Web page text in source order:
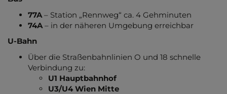
77A – Station „Rennweg“ ca. 4 Gehminuten
74A – in der näheren Umgebung erreichbar
U-Bahn
Über die Straßenbahnlinien O und 18 schnelle
Verbindung zu:
U1 Hauptbahnhof
U3/U4 Wien Mitte